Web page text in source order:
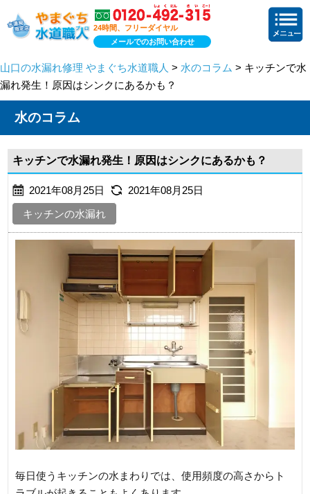
24時間、フリーダイヤル
メールでのお問い合わせ
山口の水漏れ修理 やまぐち水道職人 > 水のコラム > キッチンで水
漏れ発生！原因はシンクにあるかも？
水のコラム
キッチンで水漏れ発生！原因はシンクにあるかも？
2021年08月25日
2021年08月25日
キッチンの水漏れ
毎日使うキッチンの水まわりでは、使用頻度の高さからト